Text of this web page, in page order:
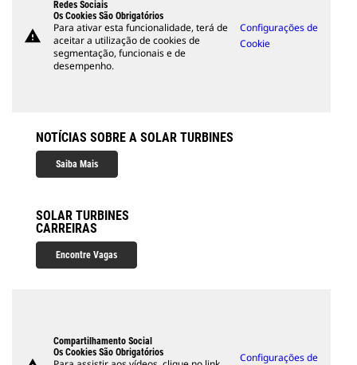
warning
Redes Sociais
Os Cookies São Obrigatórios
Para ativar esta funcionalidade, terá de
aceitar a utilização de cookies de
segmentação, funcionais e de
desempenho.
Configurações de
Cookie
NOTÍCIAS SOBRE A SOLAR TURBINES
Saiba Mais
SOLAR TURBINES
CARREIRAS
Encontre Vagas
Compartilhamento Social
Os Cookies São Obrigatórios
Configurações de